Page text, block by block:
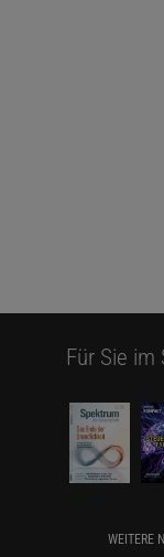
Für Sie im
WEITERE